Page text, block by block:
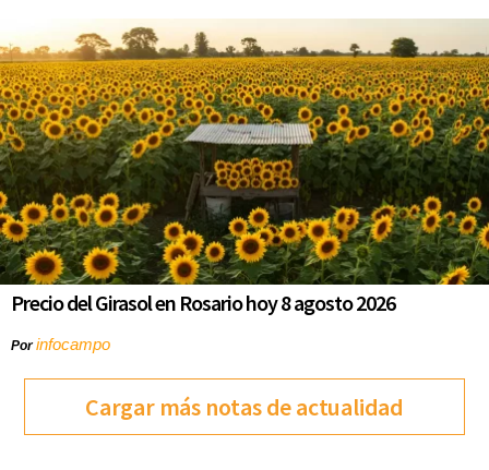
Precio del Girasol en Rosario hoy 8 agosto 2026
Porinfocampo
Cargar más notas de actualidad